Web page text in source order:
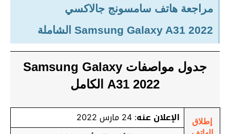
مراجعة هاتف سامسونج جالاكسي
Samsung Galaxy A31 2022 الشاملة
جدول مواصفات Samsung Galaxy
A31 2022 الكامل
إطلاق
الإعلان عنه: 24 مارس 2022